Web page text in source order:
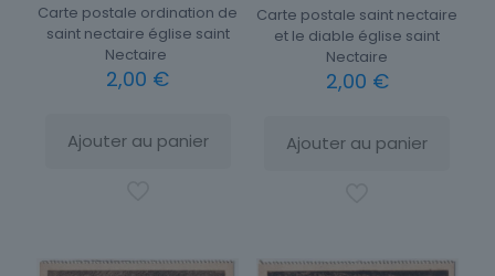
Carte postale ordination de
saint nectaire église saint
Nectaire
2,00 €
Ajouter au panier
Carte postale saint nectaire
et le diable église saint
Nectaire
2,00 €
Ajouter au panier